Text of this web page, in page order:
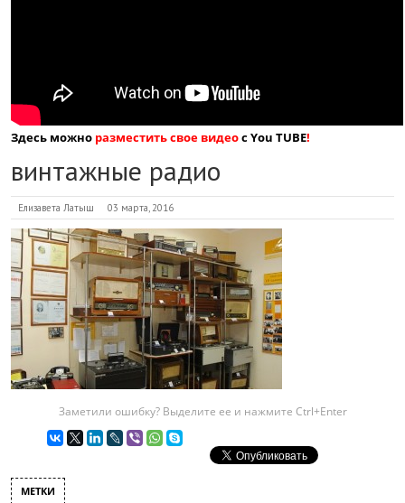
Здесь можно разместить свое видеос You TUBE!
винтажные радио
Елизавета Латыш 03 марта, 2016
Заметили ошибку? Выделите ее и нажмите Ctrl+Enter
МЕТКИ